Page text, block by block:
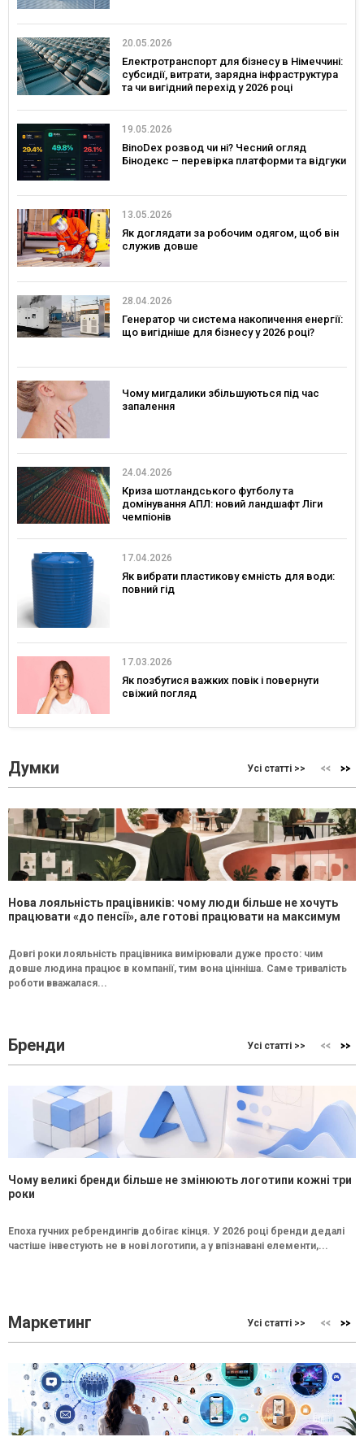
20.05.2026
Електротранспорт для бізнесу в Німеччині:
субсидії, витрати, зарядна інфраструктура
та чи вигідний перехід у 2026 році
19.05.2026
BinoDex розвод чи ні? Чесний огляд
Бінодекс – перевірка платформи та відгуки
13.05.2026
Як доглядати за робочим одягом, щоб він
служив довше
28.04.2026
Генератор чи система накопичення енергії:
що вигідніше для бізнесу у 2026 році?
Чому мигдалики збільшуються під час
запалення
24.04.2026
Криза шотландського футболу та
домінування АПЛ: новий ландшафт Ліги
чемпіонів
17.04.2026
Як вибрати пластикову ємність для води:
повний гід
17.03.2026
Як позбутися важких повік і повернути
свіжий погляд
Думки Усі статті >>
Нова лояльність працівників: чому люди більше не хочуть
працювати «до пенсії», але готові працювати на максимум
Довгі роки лояльність працівника вимірювали дуже просто: чим
довше людина працює в компанії, тим вона цінніша. Саме тривалість
роботи вважалася...
Бренди Усі статті >>
Чому великі бренди більше не змінюють логотипи кожні три
роки
Епоха гучних ребрендингів добігає кінця. У 2026 році бренди дедалі
частіше інвестують не в нові логотипи, а у впізнавані елементи,...
Маркетинг Усі статті >>